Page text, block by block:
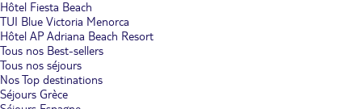
Hôtel Fiesta Beach
TUI Blue Victoria Menorca
Hôtel AP Adriana Beach Resort
Tous nos Best-sellers
Tous nos séjours
Nos Top destinations
Séjours Grèce